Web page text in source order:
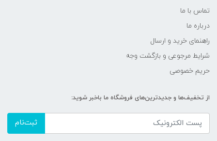
تماس با ما
درباره ما
راهنمای خرید و ارسال
شرایط مرجوعی و بازگشت وجه
حریم خصوصی
از تخفیف‌ها و جدیدترین‌های فروشگاه ما باخبر شوید:
ثبت‌نام